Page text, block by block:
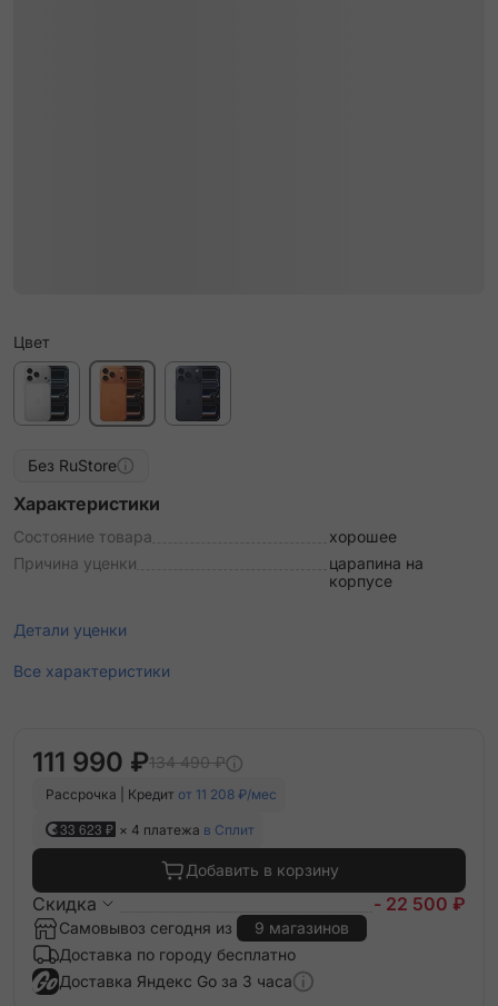
Цвет
Без RuStore
Характеристики
Состояние товара
хорошее
Причина уценки
царапина на
корпусе
Детали уценки
Все характеристики
111 990 ₽134 490 ₽
Рассрочка | Кредит от 11 208 ₽/мес
33 623 ₽ × 4 платежа в Сплит
Добавить в корзину
Скидка - 22 500 ₽
Самовывоз сегодня из
9 магазинов
Доставка по городу бесплатно
Доставка Яндекс Go за 3 часа